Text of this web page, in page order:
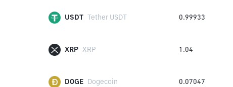
USDT Tether USDT 0.99933
XRP XRP 1.04
DOGE Dogecoin 0.07047